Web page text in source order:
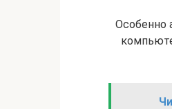
Особенно